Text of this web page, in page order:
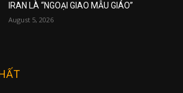
IRAN LÀ “NGOẠI GIAO MẪU GIÁO”
August 5, 2026